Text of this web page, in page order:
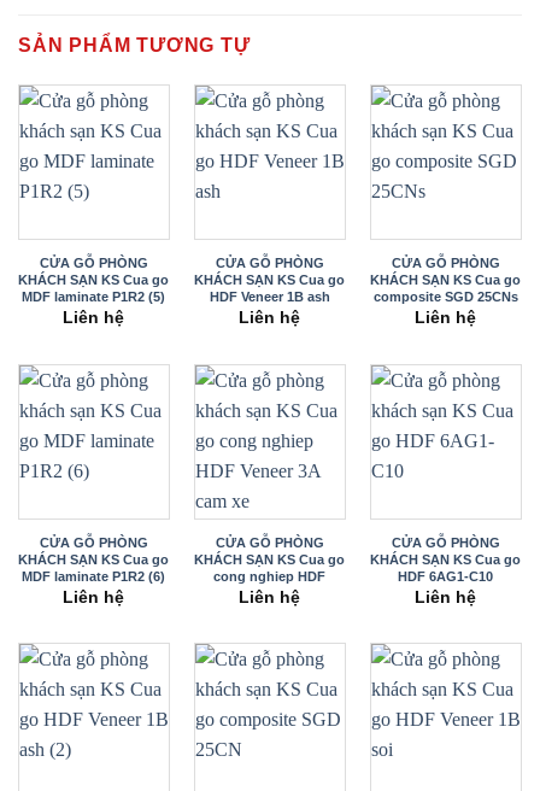
SẢN PHẨM TƯƠNG TỰ
CỬA GỖ PHÒNG
KHÁCH SẠN KS Cua go
MDF laminate P1R2 (5)
Liên hệ
CỬA GỖ PHÒNG
KHÁCH SẠN KS Cua go
HDF Veneer 1B ash
Liên hệ
CỬA GỖ PHÒNG
KHÁCH SẠN KS Cua go
composite SGD 25CNs
Liên hệ
CỬA GỖ PHÒNG
KHÁCH SẠN KS Cua go
MDF laminate P1R2 (6)
Liên hệ
CỬA GỖ PHÒNG
KHÁCH SẠN KS Cua go
cong nghiep HDF
Veneer 3A
Liên hệ
CỬA GỖ PHÒNG
KHÁCH SẠN KS Cua go
HDF 6AG1-C10
Liên hệ